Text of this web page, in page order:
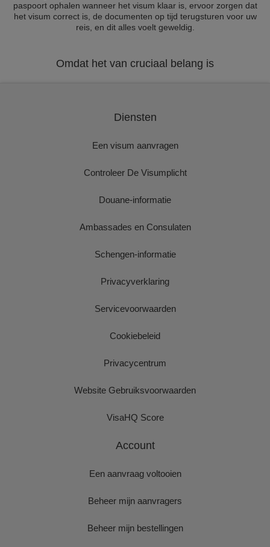
paspoort ophalen wanneer het visum klaar is, ervoor zorgen dat
het visum correct is, de documenten op tijd terugsturen voor uw
reis, en dit alles voelt geweldig.
Omdat het van cruciaal belang is
Diensten
Een visum aanvragen
Controleer De Visumplicht
Douane-informatie
Ambassades en Consulaten
Schengen-informatie
Privacyverklaring
Servicevoorwaarden
Cookiebeleid
Privacycentrum
Website Gebruiksvoorwaarden
VisaHQ Score
Account
Een aanvraag voltooien
Beheer mijn aanvragers
Beheer mijn bestellingen